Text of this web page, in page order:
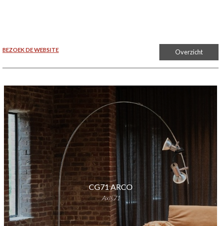
BEZOEK DE WEBSITE Overzicht
CG71 ARCO
Axis71